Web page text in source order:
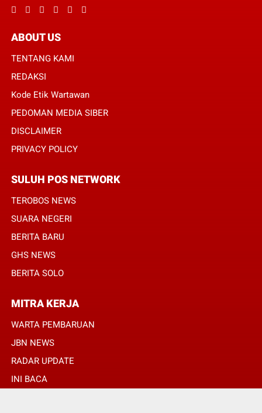
ABOUT US
TENTANG KAMI
REDAKSI
Kode Etik Wartawan
PEDOMAN MEDIA SIBER
DISCLAIMER
PRIVACY POLICY
SULUH POS NETWORK
TEROBOS NEWS
SUARA NEGERI
BERITA BARU
GHS NEWS
BERITA SOLO
MITRA KERJA
WARTA PEMBARUAN
JBN NEWS
RADAR UPDATE
INI BACA